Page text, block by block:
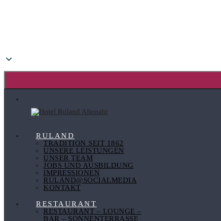
RULAND
TRADITION SEIT 1862
UNSERE LEISTUNGEN
UNSER TEAM
JOBS UND AUSBILDUNG
IMPRESSIONEN
RULAND@SOCIALMEDIA
KONTAKT
RESTAURANT
RESTAURANT – LOUNGE –
BAR – SONNENTERRASSE